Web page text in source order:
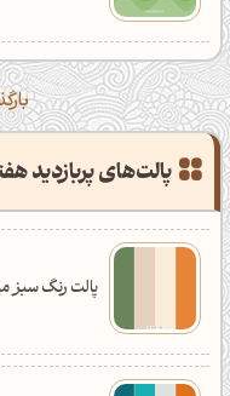
پالت‌های پربازدید
پالت رنگ سبز